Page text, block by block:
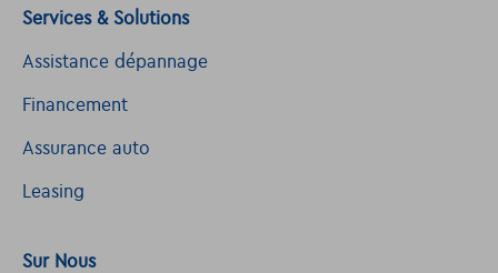
Services & Solutions
Assistance dépannage
Financement
Assurance auto
Leasing
Sur Nous